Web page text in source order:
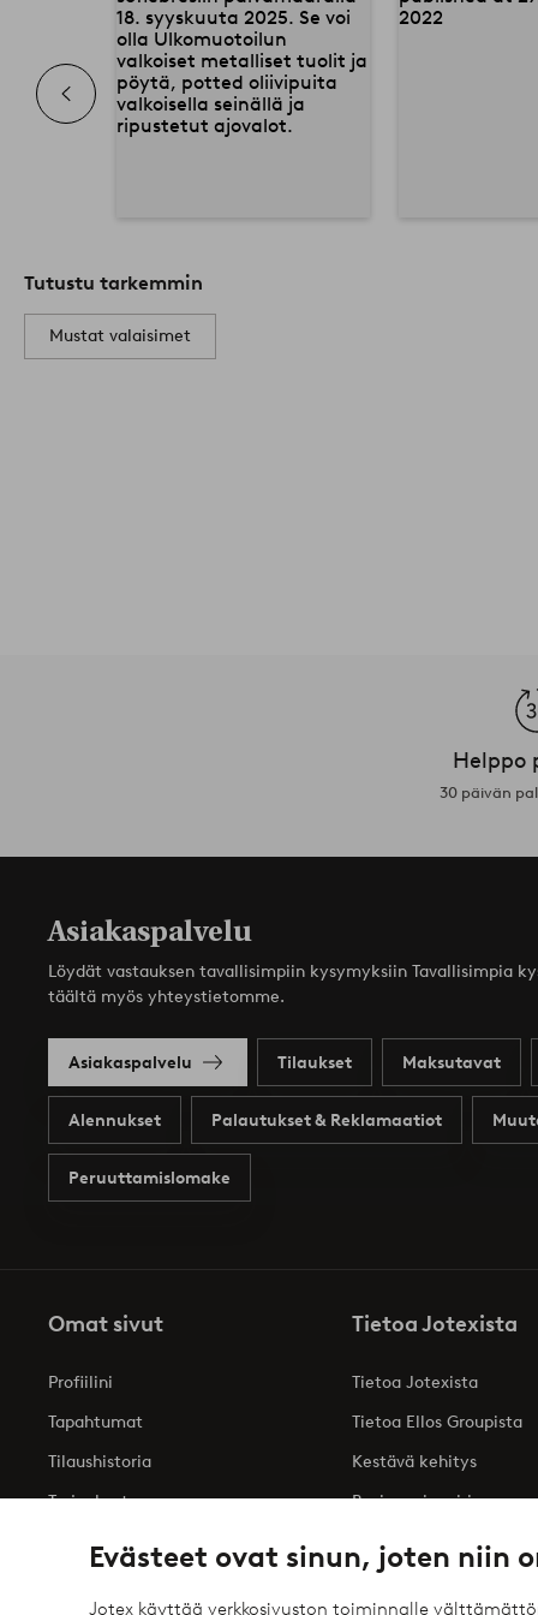
Evästeet ovat sinun, joten niin
Jotex käyttää verkkosivuston toiminnalle
Tutustu tarkemmin
Mustat valaisimet
Helppo
30 päivän
Asiakaspalvelu
Löydät vastauksen tavallisimpiin kysymyksiin Tavallisimpia
täältä myös yhteystietomme.
Asiakaspalvelu Tilaukset Maksutavat
Alennukset Palautukset & Reklamaatiot
Peruuttamislomake
Omat sivut
Profiilini
Tapahtumat
Tilaushistoria
Tarjoukset
Tietoa Jotexista
Tietoa Jotexista
Tietoa Ellos Groupista
Kestävä kehitys
Business inquiries
Saavutettavuusseloste